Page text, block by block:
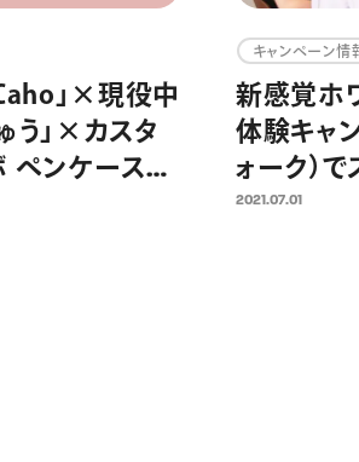
」×現役中
う」×カスタ
ペンケースコ
月よりスター
キャンペーン情
新感覚ホ
体験キャ
ォーク）
フィスに
2021.07.01